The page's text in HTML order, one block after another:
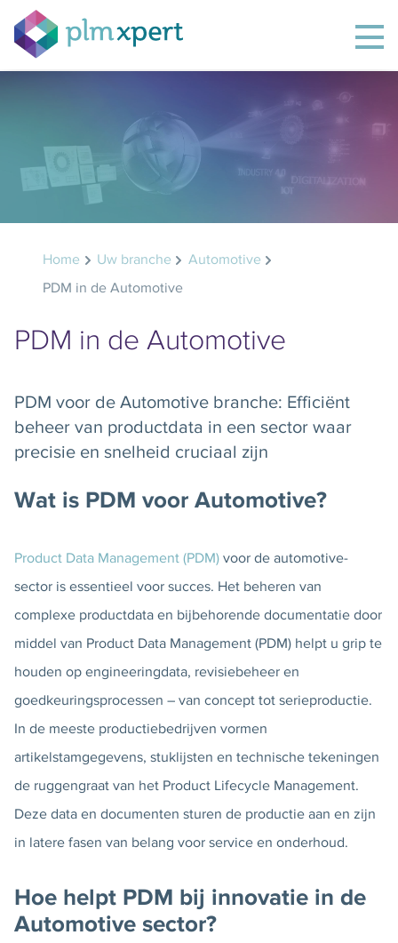
Home Uw branche
Automotive
PDM in de Automotive
PDM in de Automotive
PDM voor de Automotive branche: Efficiënt
beheer van productdata in een sector waar
precisie en snelheid cruciaal zijn
Wat is PDM voor Automotive?
Product Data Management (PDM) voor de automotive-
sector is essentieel voor succes. Het beheren van
complexe productdata en bijbehorende documentatie door
middel van Product Data Management (PDM) helpt u grip te
houden op engineeringdata, revisiebeheer en
goedkeuringsprocessen – van concept tot serieproductie.
In de meeste productiebedrijven vormen
artikelstamgegevens, stuklijsten en technische tekeningen
de ruggengraat van het Product Lifecycle Management.
Deze data en documenten sturen de productie aan en zijn
in latere fasen van belang voor service en onderhoud.
Hoe helpt PDM bij innovatie in de
Automotive sector?